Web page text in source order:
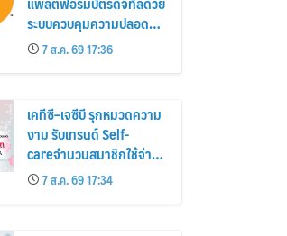
ระบบควบคุมความปลอดภัย
ใหม่7 ส.ค. 69 17:36
เคทีซี–เจซีบี รุกหมวดความ
งาม รับเทรนด์ Self-
careจำนวนสมาชิกใช้จ่าย
หมวดเครื่องสำอางเพิ่ม
26%
7 ส.ค. 69 17:34